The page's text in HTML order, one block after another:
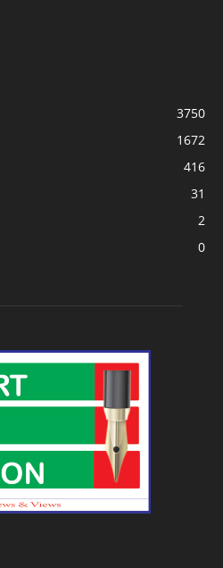
3750
1672
416
31
2
0